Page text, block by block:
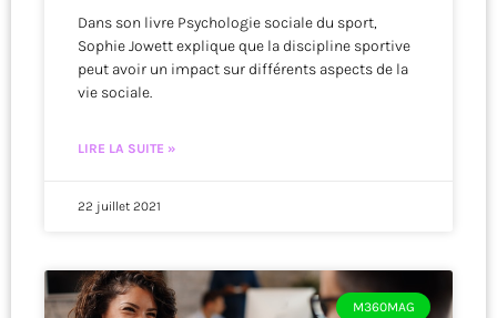
Dans son livre Psychologie sociale du sport,
Sophie Jowett explique que la discipline sportive
peut avoir un impact sur différents aspects de la
vie sociale.
LIRE LA SUITE »
22 juillet 2021
M360MAG